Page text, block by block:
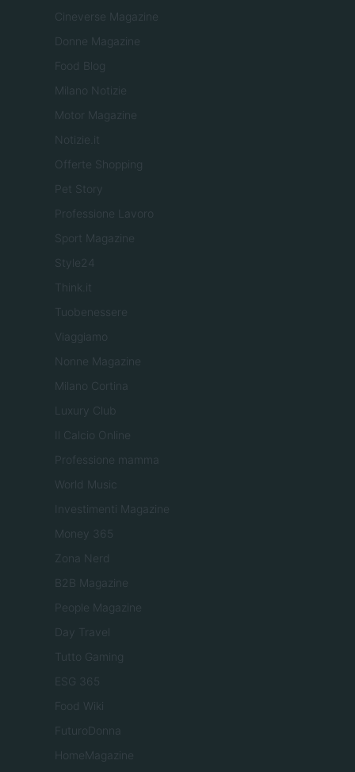
Cineverse Magazine
Donne Magazine
Food Blog
Milano Notizie
Motor Magazine
Notizie.it
Offerte Shopping
Pet Story
Professione Lavoro
Sport Magazine
Style24
Think.it
Tuobenessere
Viaggiamo
Nonne Magazine
Milano Cortina
Luxury Club
Il Calcio Online
Professione mamma
World Music
Investimenti Magazine
Money 365
Zona Nerd
B2B Magazine
People Magazine
Day Travel
Tutto Gaming
ESG 365
Food Wiki
FuturoDonna
HomeMagazine